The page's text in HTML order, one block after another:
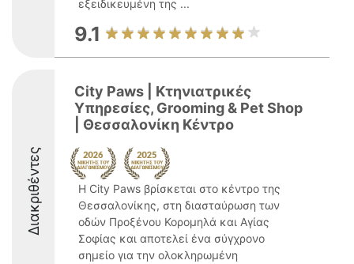
εξειδικευμένη της ...
9.1
Διακριθέντες
City Paws | Κτηνιατρικές
Yπηρεσίες, Grooming & Pet Shop
| Θεσσαλονίκη Κέντρο
Η City Paws βρίσκεται στο κέντρο της
Θεσσαλονίκης, στη διασταύρωση των
οδών Προξένου Κορομηλά και Αγίας
Σοφίας και αποτελεί ένα σύγχρονο
σημείο για την ολοκληρωμένη